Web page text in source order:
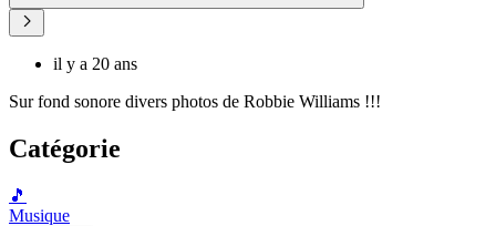
il y a 20 ans
Sur fond sonore divers photos de Robbie Williams !!!
Catégorie
🎵
Musique